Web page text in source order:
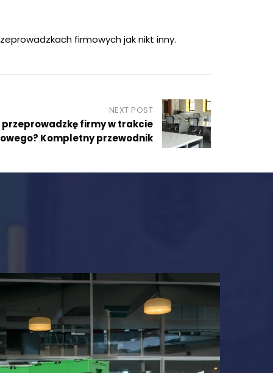
firmowych jak nikt inny.
NEXT POST
firmy w trakcie
Kompletny przewodnik